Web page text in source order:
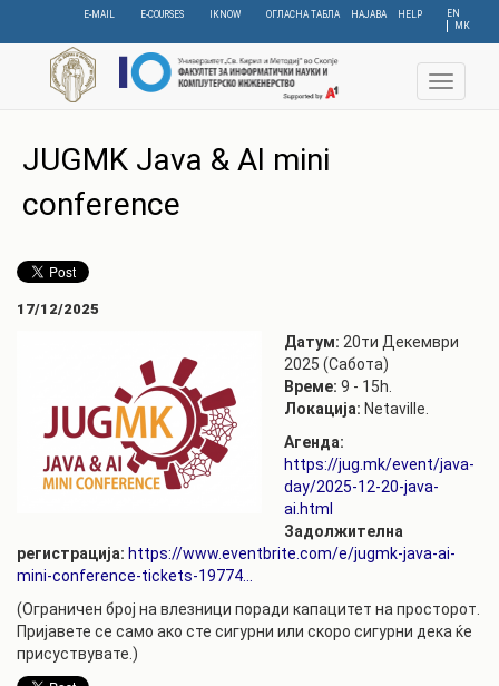
content
EN
МК
E-MAIL E-COURSES IKNOW ОГЛАСНА ТАБЛА НАЈАВА HELP
Toggle
JUGMK Java & AI mini
conference
17/12/2025
Датум: 20ти Декември
2025 (Сабота)
Време: 9 - 15h.
Локација: Netaville.
Агенда:
https://jug.mk/event/java-
day/2025-12-20-java-
ai.html
Задолжителна
регистрација: https://www.eventbrite.com/e/jugmk-java-ai-
mini-conference-tickets-19774...
(Ограничен број на влезници поради капацитет на просторот.
Пријавете се само ако сте сигурни или скоро сигурни дека ќе
присуствувате.)